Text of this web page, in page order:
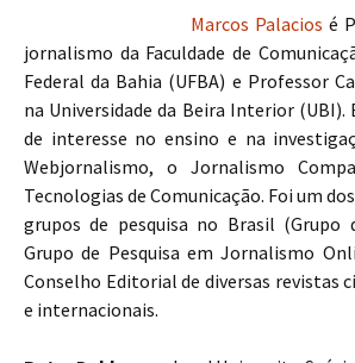
Marcos Palacios é
jornalismo da Faculdade de
Federal da Bahia (UFBA) e Professor
na Universidade da Beira Interior (UBI).
de interesse no ensino e na
Webjornalismo, o Jornalismo
Tecnologias de Comunicação. Foi um
grupos de pesquisa no Brasil (Grupo
Grupo de Pesquisa em Jornalismo
Conselho Editorial de diversas revistas
e internacionais.